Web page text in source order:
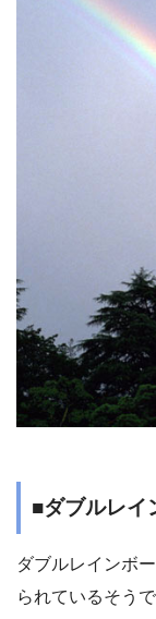
■ダブルレイ
ダブルレインボ
られているそうで